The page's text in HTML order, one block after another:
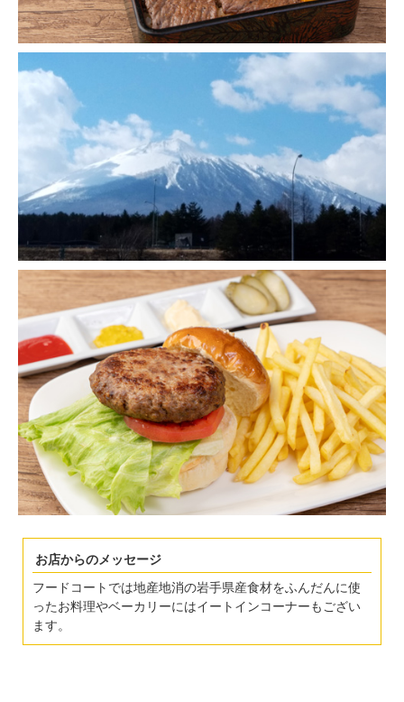
お店からのメッセージ
フードコートでは地産地消の岩手県産食材をふんだんに使
ったお料理やベーカリーにはイートインコーナーもござい
ます。